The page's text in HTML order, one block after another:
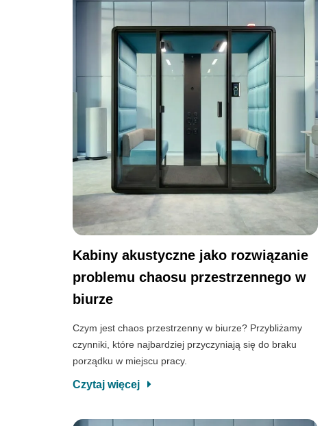
Kabiny akustyczne jako rozwiązanie
problemu chaosu przestrzennego w
biurze
Czym jest chaos przestrzenny w biurze? Przybliżamy
czynniki, które najbardziej przyczyniają się do braku
porządku w miejscu pracy.
Czytaj więcej